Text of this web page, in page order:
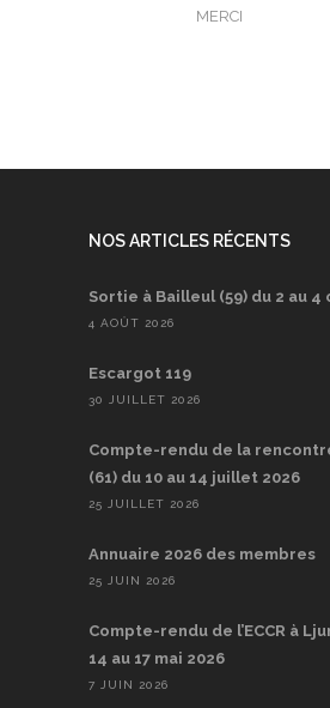
MERCI
NOS ARTICLES RÉCENTS
Sortie à Bailleul (59) du 2 au
4 AOÛT 2026
Escargot 119
30 JUILLET 2026
Compte-rendu de la
(61) du 10 au 14 juillet 2026
25 JUILLET 2026
Annuaire 2026 des membres
25 JUIN 2026
Compte-rendu de l’ECCR à
14 au 17 mai 2026
7 JUIN 2026